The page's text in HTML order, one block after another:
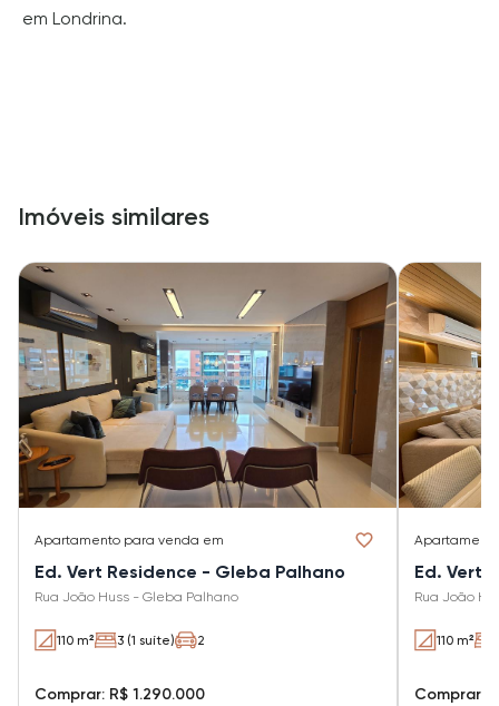
em Londrina.
Imóveis similares
Apartamento para venda em
Ed. Vert Residence - Gleba Palhano
Rua João Huss - Gleba Palhano
110 m² 3 (1 suíte) 2
Comprar: R$ 1.290.000
Rua João
110 m²
Comprar: